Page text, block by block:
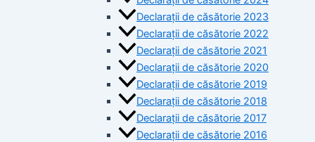
Declarații de căsătorie 2023
Declarații de căsătorie 2022
Declarații de căsătorie 2021
Declarații de căsătorie 2020
Declarații de căsătorie 2019
Declarații de căsătorie 2018
Declarații de căsătorie 2017
Declarații de căsătorie 2016